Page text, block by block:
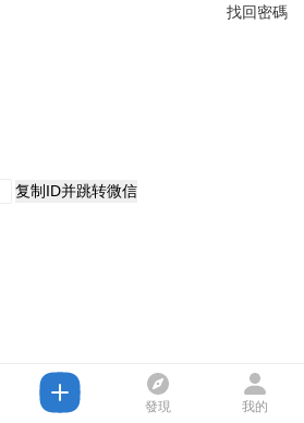
找回密碼
复制ID并跳转微信
發現 我的